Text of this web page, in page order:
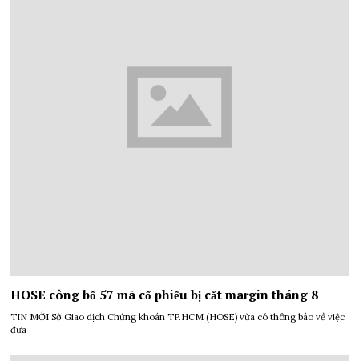
HOSE công bố 57 mã cổ phiếu bị cắt margin tháng 8
TIN MỚI Sở Giao dịch Chứng khoán TP.HCM (HOSE) vừa có thông báo về việc
đưa